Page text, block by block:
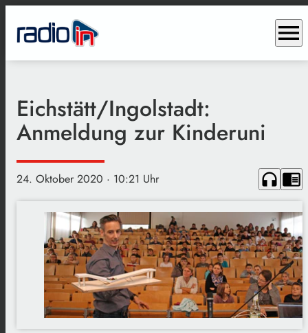
menu
Eichstätt/Ingolstadt:
Anmeldung zur Kinderuni
24. Oktober 2020 · 10:21 Uhr headphones chrome_reader_mode